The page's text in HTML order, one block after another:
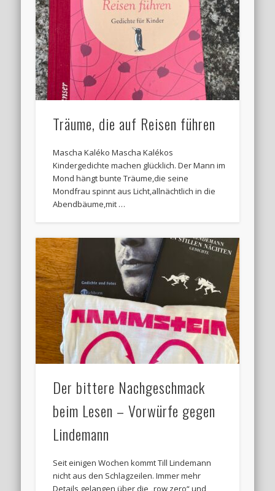
Träume, die auf Reisen führen
Mascha Kaléko Mascha Kalékos
Kindergedichte machen glücklich. Der Mann im
Mond hängt bunte Träume,die seine
Mondfrau spinnt aus Licht,allnächtlich in die
Abendbäume,mit …
Der bittere Nachgeschmack
beim Lesen – Vorwürfe gegen
Lindemann
Seit einigen Wochen kommt Till Lindemann
nicht aus den Schlagzeilen. Immer mehr
Details gelangen über die „row zero“ und